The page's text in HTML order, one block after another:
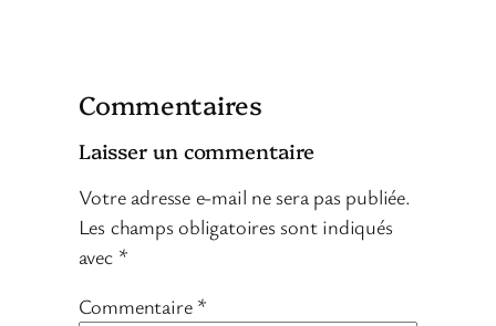
Commentaires
Laisser un commentaire
Votre adresse e-mail ne sera pas publiée.
Les champs obligatoires sont indiqués
avec *
Commentaire *